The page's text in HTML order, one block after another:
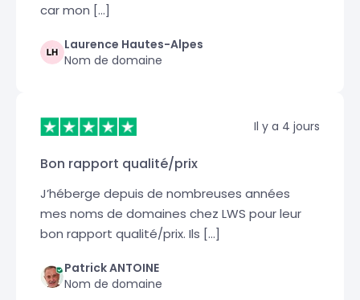
car mon […]
Laurence Hautes-Alpes
Nom de domaine
Il y a 4 jours
Bon rapport qualité/prix
J’héberge depuis de nombreuses années
mes noms de domaines chez LWS pour leur
bon rapport qualité/prix. Ils […]
Patrick ANTOINE
Nom de domaine